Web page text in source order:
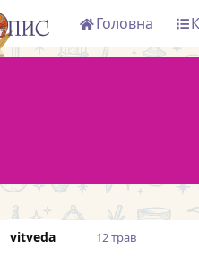
Головна
vitveda 12 трав